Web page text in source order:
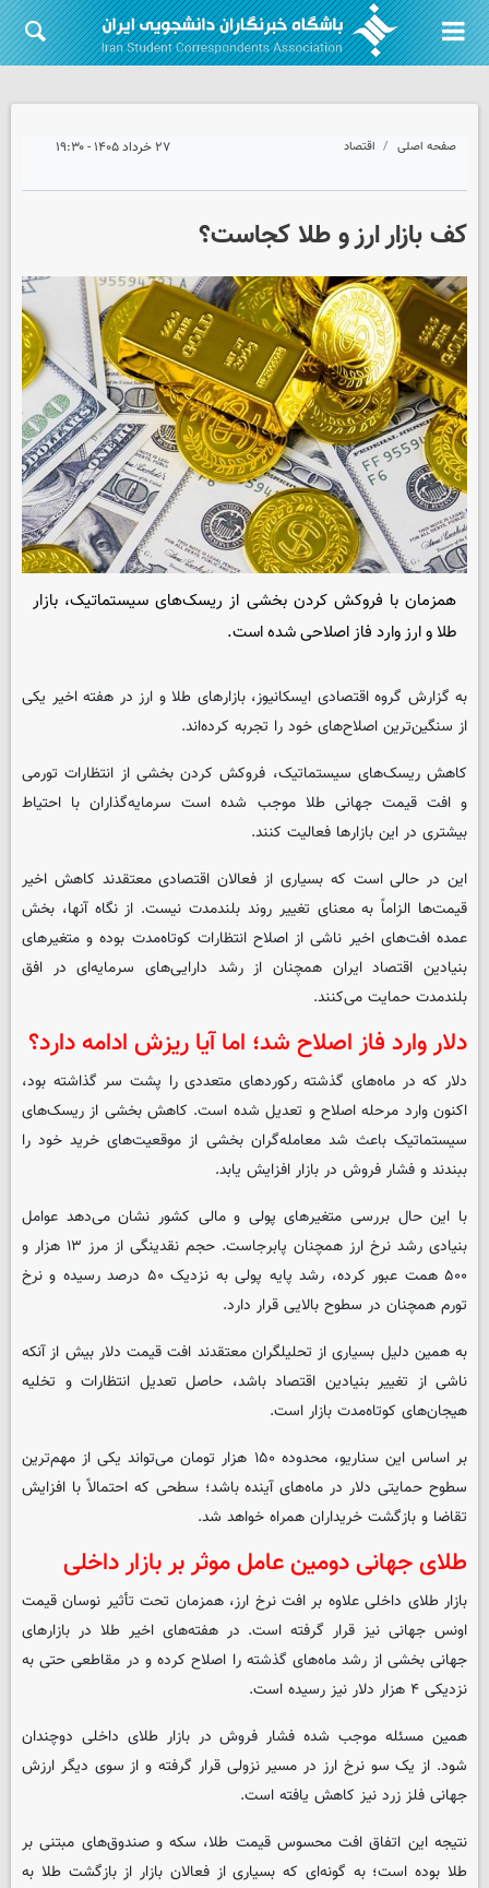
صفحه اصلی اقتصاد ۲۷ خرداد ۱۴۰۵ - ۱۹:۳۰
کف بازار ارز و طلا کجاست؟
همزمان با فروکش کردن بخشی از ریسک‌های سیستماتیک، بازار
طلا و ارز وارد فاز اصلاحی شده است.
به گزارش گروه اقتصادی ایسکانیوز، بازارهای طلا و ارز در هفته‌ اخیر یکی
از سنگین‌ترین اصلاح‌های خود را تجربه کرده‌اند.
کاهش ریسک‌های سیستماتیک، فروکش کردن بخشی از انتظارات تورمی
و افت قیمت جهانی طلا موجب شده است سرمایه‌گذاران با احتیاط
بیشتری در این بازارها فعالیت کنند.
این در حالی است که بسیاری از فعالان اقتصادی معتقدند کاهش اخیر
قیمت‌ها الزاماً به معنای تغییر روند بلندمدت نیست. از نگاه آنها، بخش
عمده افت‌های اخیر ناشی از اصلاح انتظارات کوتاه‌مدت بوده و متغیرهای
بنیادین اقتصاد ایران همچنان از رشد دارایی‌های سرمایه‌ای در افق
بلندمدت حمایت می‌کنند.
دلار وارد فاز اصلاح شد؛ اما آیا ریزش ادامه دارد؟
دلار که در ماه‌های گذشته رکوردهای متعددی را پشت سر گذاشته بود،
اکنون وارد مرحله اصلاح و تعدیل شده است. کاهش بخشی از ریسک‌های
سیستماتیک باعث شد معامله‌گران بخشی از موقعیت‌های خرید خود را
ببندند و فشار فروش در بازار افزایش یابد.
با این حال بررسی متغیرهای پولی و مالی کشور نشان می‌دهد عوامل
بنیادی رشد نرخ ارز همچنان پابرجاست. حجم نقدینگی از مرز ۱۳ هزار و
۵۰۰ همت عبور کرده، رشد پایه پولی به نزدیک ۵۰ درصد رسیده و نرخ
تورم همچنان در سطوح بالایی قرار دارد.
به همین دلیل بسیاری از تحلیلگران معتقدند افت قیمت دلار بیش از آنکه
ناشی از تغییر بنیادین اقتصاد باشد، حاصل تعدیل انتظارات و تخلیه
هیجان‌های کوتاه‌مدت بازار است.
بر اساس این سناریو، محدوده ۱۵۰ هزار تومان می‌تواند یکی از مهم‌ترین
سطوح حمایتی دلار در ماه‌های آینده باشد؛ سطحی که احتمالاً با افزایش
تقاضا و بازگشت خریداران همراه خواهد شد.
طلای جهانی دومین عامل موثر بر بازار داخلی
بازار طلای داخلی علاوه بر افت نرخ ارز، همزمان تحت تأثیر نوسان قیمت
اونس جهانی نیز قرار گرفته است. در هفته‌های اخیر طلا در بازارهای
جهانی بخشی از رشد ماه‌های گذشته را اصلاح کرده و در مقاطعی حتی به
نزدیکی ۴ هزار دلار نیز رسیده است.
همین مسئله موجب شده فشار فروش در بازار طلای داخلی دوچندان
شود. از یک سو نرخ ارز در مسیر نزولی قرار گرفته و از سوی دیگر ارزش
جهانی فلز زرد نیز کاهش یافته است.
نتیجه این اتفاق افت محسوس قیمت طلا، سکه و صندوق‌های مبتنی بر
طلا بوده است؛ به گونه‌ای که بسیاری از فعالان بازار از بازگشت طلا به